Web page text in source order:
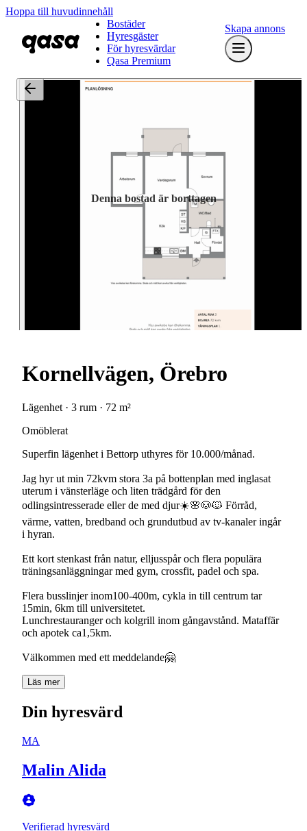
Hoppa till huvudinnehåll
Bostäder
Hyresgäster
För hyresvärdar
Qasa Premium
Skapa annons
Denna bostad är borttagen
Kornellvägen, Örebro
Lägenhet · 3 rum · 72 m²
Omöblerat
Superfin lägenhet i Bettorp uthyres för 10.000/månad.
Jag hyr ut min 72kvm stora 3a på bottenplan med inglasat
uterum i vänsterläge och liten trädgård för den
odlingsintresserade eller de med djur☀️🌸🐶🐱 Förråd,
värme, vatten, bredband och grundutbud av tv-kanaler ingår
i hyran.
Ett kort stenkast från natur, elljusspår och flera populära
träningsanläggningar med gym, crossfit, padel och spa.
Flera busslinjer inom100-400m, cykla in till centrum tar
15min, 6km till universitetet.
Lunchrestauranger och kolgrill inom gångavstånd. Mataffär
och apotek ca1,5km.
Välkommen med ett meddelande🤗
Läs mer
Din hyresvärd
MA
Malin Alida
Verifierad hyresvärd